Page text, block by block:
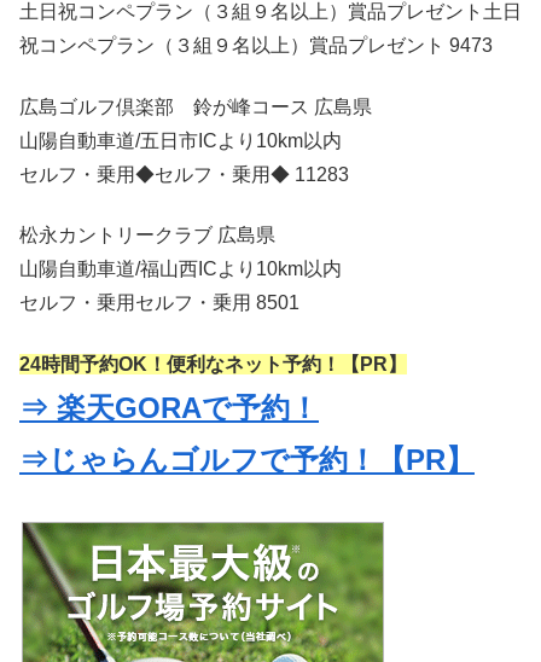
土日祝コンペプラン（３組９名以上）賞品プレゼント土日
祝コンペプラン（３組９名以上）賞品プレゼント 9473
広島ゴルフ倶楽部 鈴が峰コース 広島県
山陽自動車道/五日市ICより10km以内
セルフ・乗用◆セルフ・乗用◆ 11283
松永カントリークラブ 広島県
山陽自動車道/福山西ICより10km以内
セルフ・乗用セルフ・乗用 8501
24時間予約OK！便利なネット予約！【PR】
⇒ 楽天GORAで予約！
⇒じゃらんゴルフで予約！【PR】